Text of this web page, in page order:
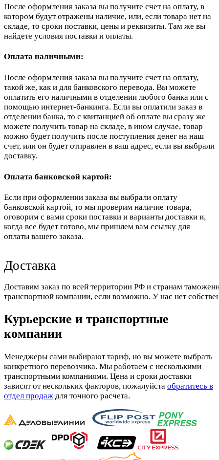
После оформления заказа вы получите счет на оплату, в
котором будут отражены наличие, или, если товара нет на
складе, то сроки поставки, цены и реквизиты. Там же вы
найдете условия поставки и оплаты.
Оплата наличными:
После оформления заказа вы получите счет на оплату,
такой же, как и для банковского перевода. Вы можете
оплатить его наличными в отделении любого банка или с
помощью интернет-банкинга. Если вы оплатили заказ в
отделении банка, то с квитанцией об оплате вы сразу же
можете получить товар на складе, в ином случае, товар
можно будет получить после поступления денег на наш
счет, или он будет отправлен в ваш адрес, если вы выбрали
доставку.
Оплата банковской картой:
Если при оформлении заказа вы выбрали оплату
банковской картой, то мы проверим наличие товара,
оговорим с вами сроки поставки и варианты доставки и,
когда все будет готово, мы пришлем вам ссылку для
оплаты вашего заказа.
Доставка
Доставим заказ по всей территории РФ и странам
транспортной компании, если возможно. У нас нет
Курьерские и транспортные
компании
Менеджеры сами выбирают тариф, но вы можете выбрать
конкретного перевозчика. Мы работаем с несколькими
транспортными компаниями. Цена и сроки доставки
зависят от нескольких факторов, пожалуйста обратитесь в
отдел продаж для точного расчета.